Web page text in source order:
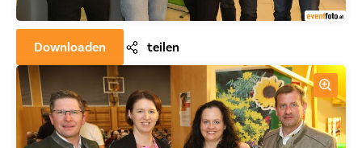
Downloaden teilen